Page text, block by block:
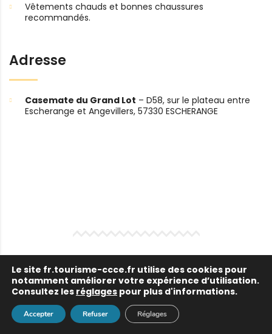
Vêtements chauds et bonnes chaussures
recommandés.
Adresse
Casemate du Grand Lot – D58, sur le plateau entre
Escherange et Angevillers, 57330 ESCHERANGE
HAUTE-KONTZ
Le site fr.tourisme-ccce.fr utilise des cookies pour
notamment améliorer votre expérience d’utilisation.
Consultez les réglages pour plus d'informations.
Accepter Refuser Réglages